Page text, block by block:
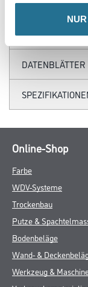
ZUSATZINFOS
DATENBLÄTTER
Online-Shop
Farbe
WDV-Systeme
Trockenbau
Putze &
Bodenbeläge
Wand- &
Werkzeug &